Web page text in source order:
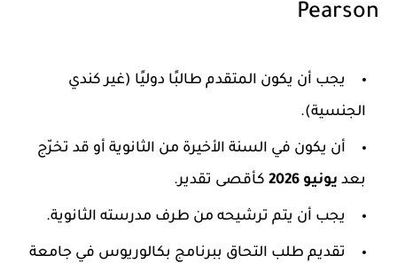
Pearson
يجب أن يكون المتقدم طالبًا دوليًا (غير كندي
الجنسية).
أن يكون في السنة الأخيرة من الثانوية أو قد تخرّج
بعد يونيو 2026 كأقصى تقدير.
يجب أن يتم ترشيحه من طرف مدرسته الثانوية.
تقديم طلب التحاق ببرنامج بكالوريوس في جامعة